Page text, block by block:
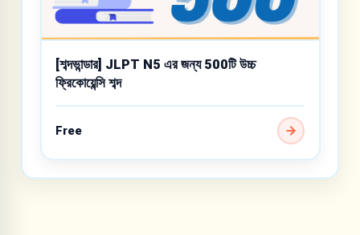
[শব্দভান্ডার] JLPT N5 এর জন্য 500টি উচ্চ
ফ্রিকোয়েন্সি শব্দ
Free